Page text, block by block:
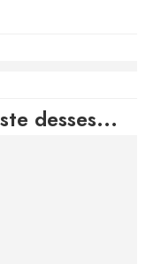
desses...